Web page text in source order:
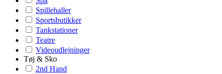
Spillehaller
Sportsbutikker
Tankstationer
Teatre
Videoudlejninger
Tøj & Sko
2nd Hand